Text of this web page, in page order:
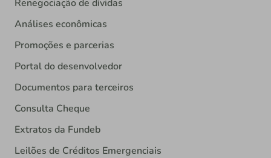
Renegociação de dívidas
Análises econômicas
Promoções e parcerias
Portal do desenvolvedor
Documentos para terceiros
Consulta Cheque
Extratos da Fundeb
Leilões de Créditos Emergenciais